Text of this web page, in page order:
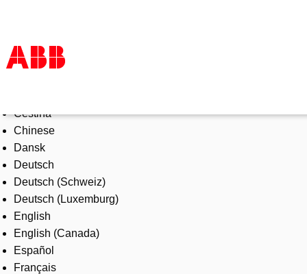
Products & Solutions
Industries
Services
About us
Where to buy
Contact us
Careers
Čeština
Chinese
Dansk
Deutsch
Deutsch (Schweiz)
Deutsch (Luxemburg)
English
English (Canada)
Español
Français